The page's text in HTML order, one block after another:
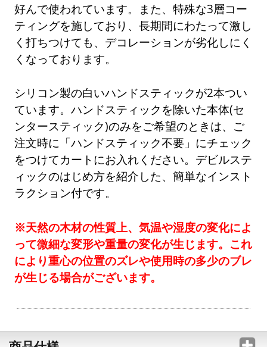
好んで使われています。また、特殊な3層コー
ティングを施しており、長期間にわたって激し
く打ちつけても、デコレーションが劣化しにく
くなっております。
シリコン製の白いハンドスティックが2本つい
ています。ハンドスティックを除いた本体(セ
ンタースティック)のみをご希望のときは、ご
注文時に「ハンドスティック不要」にチェック
をつけてカートにお入れください。デビルステ
ィックのはじめ方を紹介した、簡単なインスト
ラクション付です。
※天然の木材の性質上、気温や湿度の変化によ
って微細な変形や重量の変化が生じます。これ
により重心の位置のズレや使用時の多少のブレ
が生じる場合がございます。